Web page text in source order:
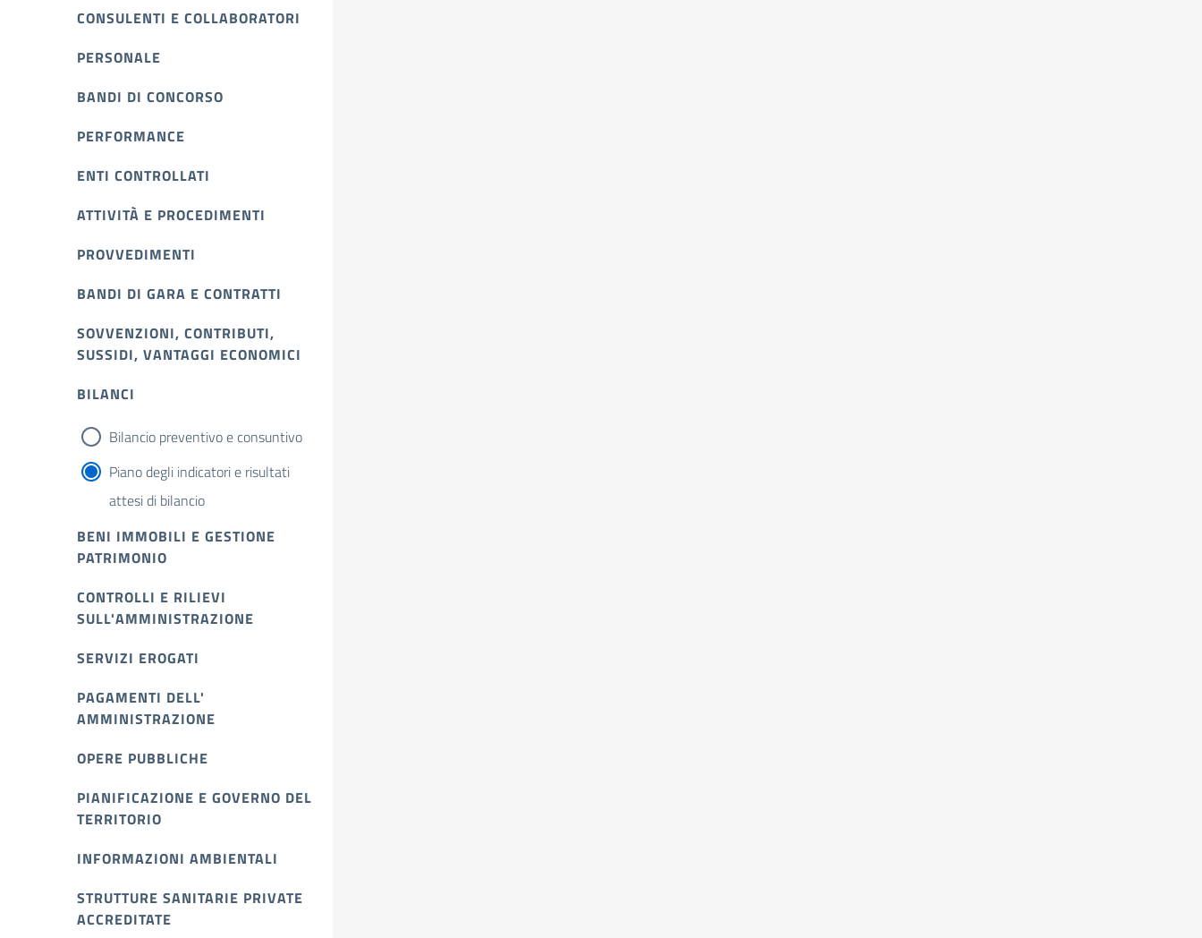
CONSULENTI E COLLABORATORI
PERSONALE
BANDI DI CONCORSO
PERFORMANCE
ENTI CONTROLLATI
ATTIVITÀ E PROCEDIMENTI
PROVVEDIMENTI
BANDI DI GARA E CONTRATTI
SOVVENZIONI, CONTRIBUTI,
SUSSIDI, VANTAGGI ECONOMICI
BILANCI
Bilancio preventivo e consuntivo
Piano degli indicatori e risultati
attesi di bilancio
BENI IMMOBILI E GESTIONE
PATRIMONIO
CONTROLLI E RILIEVI
SULL'AMMINISTRAZIONE
SERVIZI EROGATI
PAGAMENTI DELL'
AMMINISTRAZIONE
OPERE PUBBLICHE
PIANIFICAZIONE E GOVERNO DEL
TERRITORIO
INFORMAZIONI AMBIENTALI
STRUTTURE SANITARIE PRIVATE
ACCREDITATE